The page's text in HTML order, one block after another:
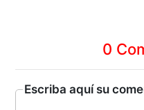
0
Escriba aquí su